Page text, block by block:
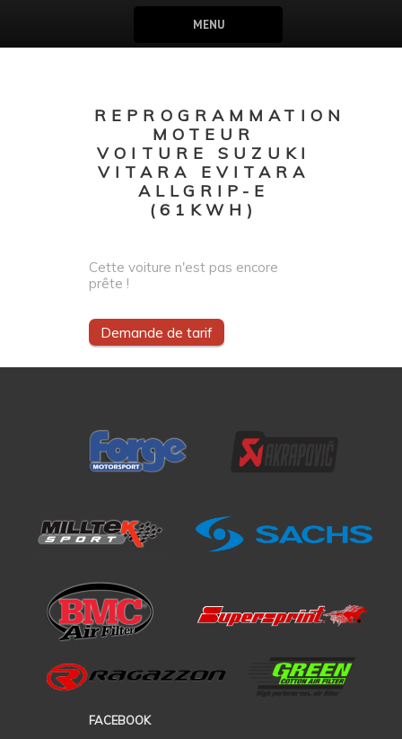
MENU
REPROGRAMMATION
MOTEUR
VOITURE SUZUKI
VITARA EVITARA
ALLGRIP-E
(61KWH)
Cette voiture n'est pas encore
prête !
Demande de tarif
FACEBOOK